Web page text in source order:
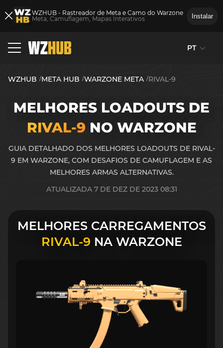
WZHUB - Rastreador de Meta e Camo do Warzone
Meta, Camuflagem, Mapas Interativos
Instalar
PT
WZHUB META HUB WARZONE META RIVAL-9
MELHORES LOADOUTS DE
RIVAL-9NO WARZONE
GUIA DETALHADO DOS MELHORES LOADOUTS DE RIVAL-
9 EM WARZONE, COM DESAFIOS DE CAMUFLAGEM E AS
MELHORES ARMAS ALTERNATIVAS.
ATUALIZADA 7 DE DEZ DE 2023 08:31
MELHORES CARREGAMENTOS
RIVAL-9 NA WARZONE